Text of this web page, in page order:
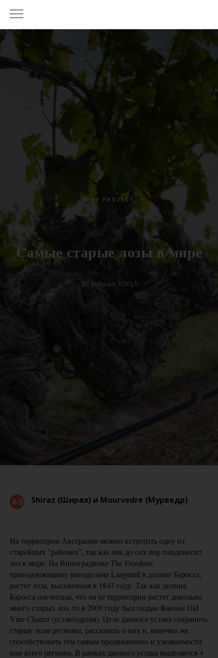
WINE PROJECT
Cамые старые лозы в мире
Из рубрики ТОП 5
4-5 Shiraz (Шираз) и Mourvedre (Мурведр)
На территории Австралии можно встретить одну из
старейших "рабочих", так как она до сих пор плодоносит,
лоз в мире. На Винограднике The Freedom,
принадлежащему винодельне Langmeil в долине Баросса,
растет лоза, высаженная в 1843 году. Так как долина
Баросса посчитала, что на ее территории растет довольно
много старых лоз, то в 2009 году был создан Barossa Old
Vine Charter (устав/хартия). Цель данного устава сохранить
старые лозы регионы, рассказать о них и, конечно же,
способствовать тем самым продвижению и узнаваемости
вин всего региона. В рамках данного устава выделяется 4